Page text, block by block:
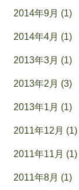
2014年9月 (1)
2014年4月 (1)
2013年3月 (1)
2013年2月 (3)
2013年1月 (1)
2011年12月 (1)
2011年11月 (1)
2011年8月 (1)